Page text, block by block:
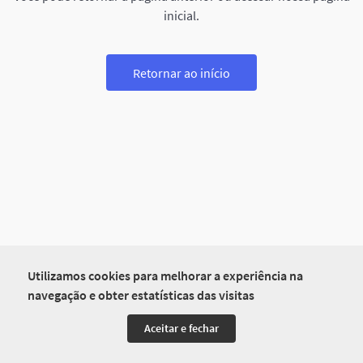
Utilizamos cookies para melhorar a experiência na
navegação e obter estatísticas das visitas
Aceitar e fechar
inicial.
Retornar ao início